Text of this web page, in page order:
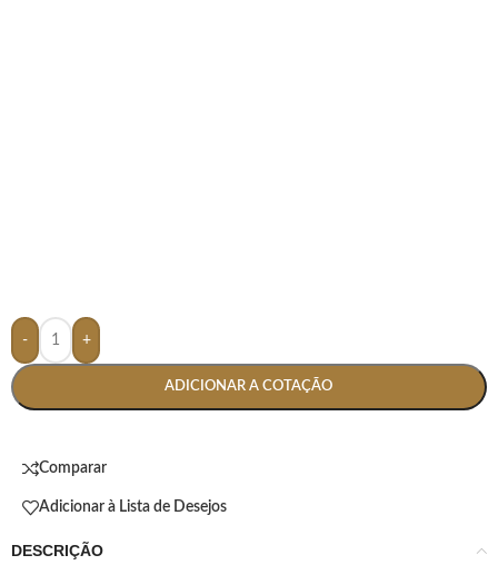
- +
ADICIONAR A COTAÇÃO
Comparar
Adicionar à Lista de Desejos
DESCRIÇÃO